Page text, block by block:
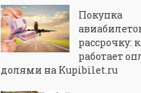
Покупка
рассрочку:
работает
долями на Kupibilet.ru